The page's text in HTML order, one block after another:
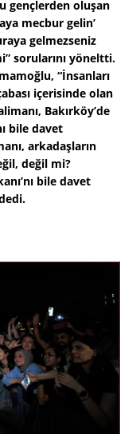
gençlerden oluşan
mecbur gelin’
gelmezseniz
sorularını yöneltti.
“İnsanları
içerisinde olan
Bakırköy’de
bile davet
arkadaşların
değil mi?
bile davet